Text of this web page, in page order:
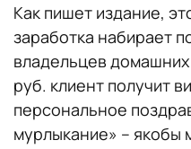
Как пишет издание,
заработка набирает
владельцев
руб. клиент получит
персональное
мурлыкание» –